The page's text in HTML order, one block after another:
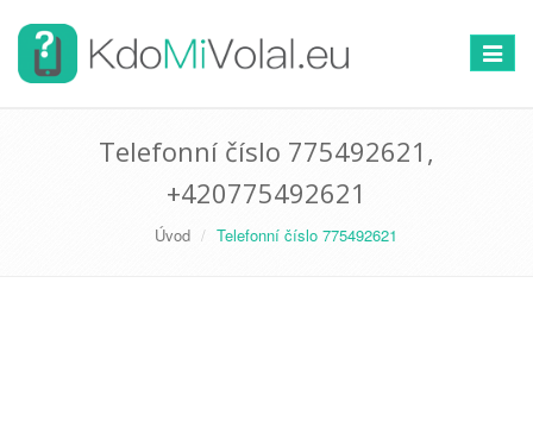
Telefonní číslo 775492621,
+420775492621
Úvod Telefonní číslo 775492621